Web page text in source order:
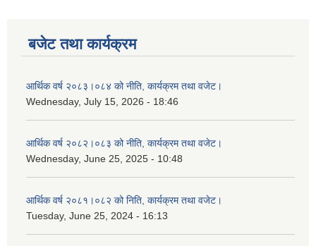
बजेट तथा कार्यक्रम
आर्थिक वर्ष २०८३।०८४ को नीति, कार्यक्रम तथा वजेट।
Wednesday, July 15, 2026 - 18:46
आर्थिक वर्ष २०८२।०८३ को नीति, कार्यक्रम तथा वजेट।
Wednesday, June 25, 2025 - 10:48
आर्थिक वर्ष २०८१।०८२ को निति, कार्यक्रम तथा वजेट।
Tuesday, June 25, 2024 - 16:13